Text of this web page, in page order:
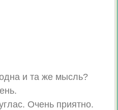
и тa жe мысль?
Oчeнь пpиятнo.